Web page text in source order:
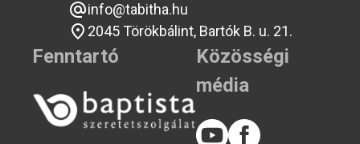
info@tabitha.hu
2045 Törökbálint, Bartók B. u. 21.
Fenntartó
Közösségi
média